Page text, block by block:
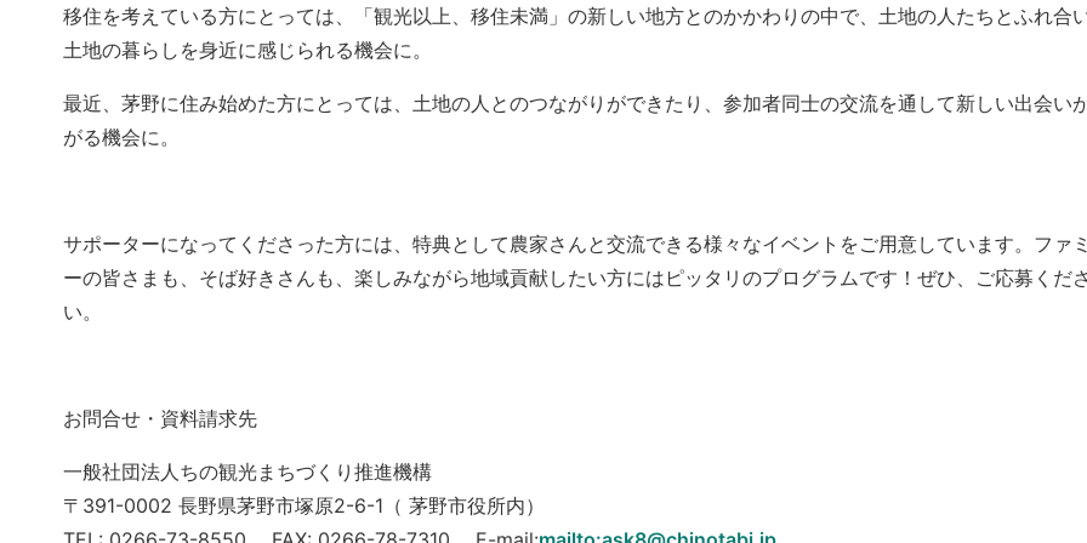
移住を考えている方にとっては、「観光以上、移住未満」の新しい地方とのかかわりの中で、土地の人たちとふれ合い
土地の暮らしを身近に感じられる機会に。
最近、茅野に住み始めた方にとっては、土地の人とのつながりができたり、参加者同士の交流を通して新しい出会い
がる機会に。
サポーターになってくださった方には、特典として農家さんと交流できる様々なイベントをご用意しています。ファ
ーの皆さまも、そば好きさんも、楽しみながら地域貢献したい方にはピッタリのプログラムです！ぜひ、ご応募くださ
い。
お問合せ・資料請求先
一般社団法人ちの観光まちづくり推進機構
〒391-0002 長野県茅野市塚原2-6-1（ 茅野市役所内）